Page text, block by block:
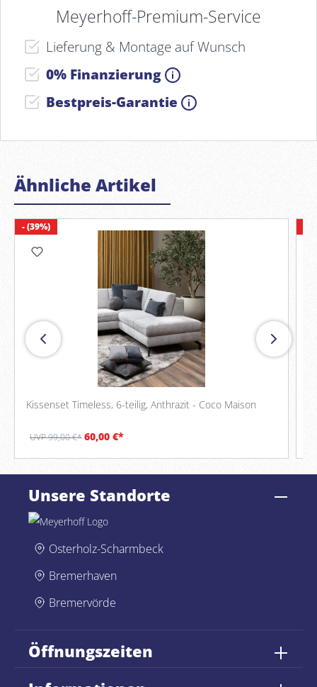
Meyerhoff-Premium-Service
Lieferung & Montage auf Wunsch
0% Finanzierung
Bestpreis-Garantie
Ähnliche Artikel
- (39%)
Kissenset Timeless, 6-teilig, Anthrazit - Coco Maison
UVP 99,00 €*60,00 €*
Unsere Standorte
Osterholz-Scharmbeck
Bremerhaven
Bremervörde
Öffnungszeiten